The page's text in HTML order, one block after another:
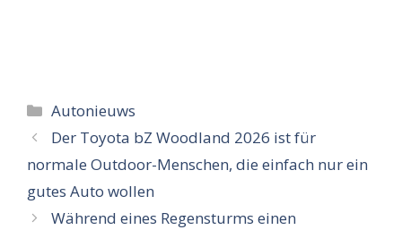
Categorieën
Autonieuws
Der Toyota bZ Woodland 2026 ist für
normale Outdoor-Menschen, die einfach nur ein
gutes Auto wollen
Während eines Regensturms einen